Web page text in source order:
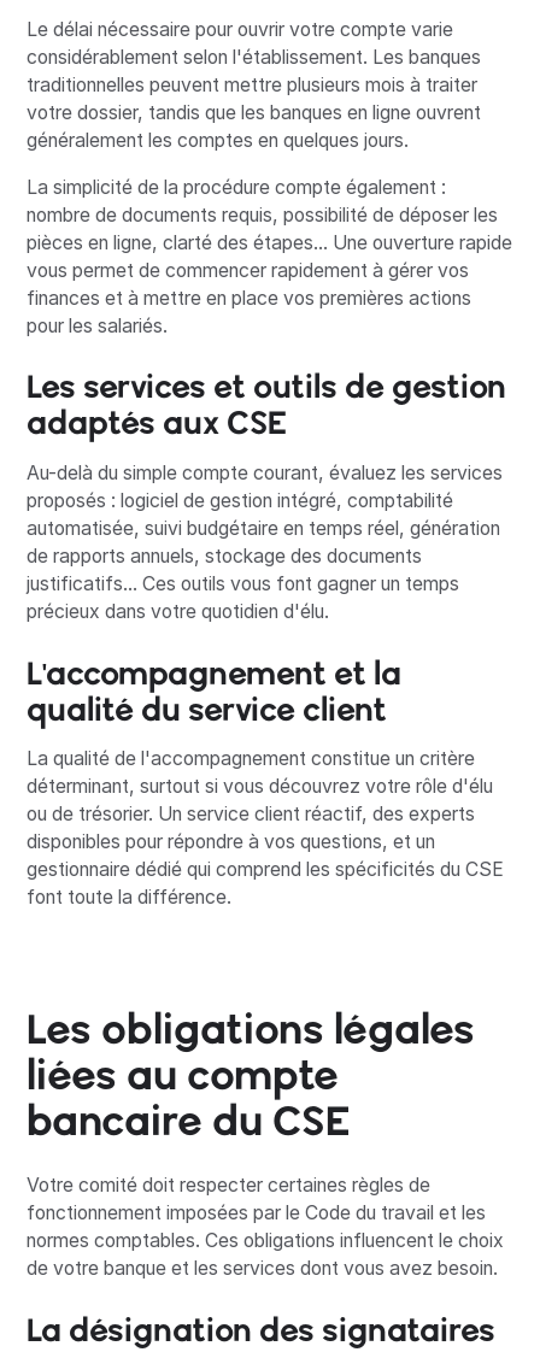
Le délai nécessaire pour ouvrir votre compte varie
considérablement selon l'établissement. Les banques
traditionnelles peuvent mettre plusieurs mois à traiter
votre dossier, tandis que les banques en ligne ouvrent
généralement les comptes en quelques jours.
La simplicité de la procédure compte également :
nombre de documents requis, possibilité de déposer les
pièces en ligne, clarté des étapes... Une ouverture rapide
vous permet de commencer rapidement à gérer vos
finances et à mettre en place vos premières actions
pour les salariés.
Les services et outils de gestion
adaptés aux CSE
Au-delà du simple compte courant, évaluez les services
proposés : logiciel de gestion intégré, comptabilité
automatisée, suivi budgétaire en temps réel, génération
de rapports annuels, stockage des documents
justificatifs... Ces outils vous font gagner un temps
précieux dans votre quotidien d'élu.
L'accompagnement et la
qualité du service client
La qualité de l'accompagnement constitue un critère
déterminant, surtout si vous découvrez votre rôle d'élu
ou de trésorier. Un service client réactif, des experts
disponibles pour répondre à vos questions, et un
gestionnaire dédié qui comprend les spécificités du CSE
font toute la différence.
Les obligations légales
liées au compte
bancaire du CSE
Votre comité doit respecter certaines règles de
fonctionnement imposées par le Code du travail et les
normes comptables. Ces obligations influencent le choix
de votre banque et les services dont vous avez besoin.
La désignation des signataires